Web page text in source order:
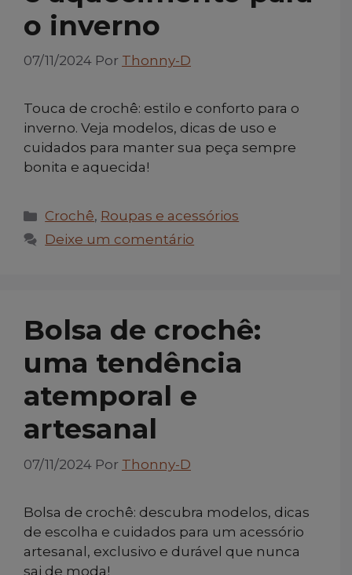
o inverno
07/11/2024 Por Thonny-D
Touca de crochê: estilo e conforto para o
inverno. Veja modelos, dicas de uso e
cuidados para manter sua peça sempre
bonita e aquecida!
Categorias
Crochê, Roupas e acessórios
Deixe um comentário
Bolsa de crochê:
uma tendência
atemporal e
artesanal
07/11/2024 Por Thonny-D
Bolsa de crochê: descubra modelos, dicas
de escolha e cuidados para um acessório
artesanal, exclusivo e durável que nunca
sai de moda!